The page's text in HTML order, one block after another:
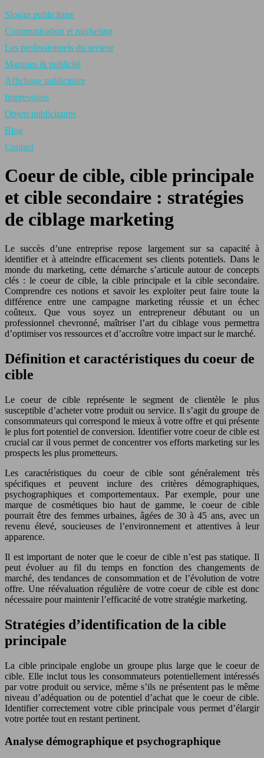
Slogan publicitaire
Communication et marketing
Les professionnels du secteur
Marques & publicité
Affichage publicitaire
Impressions
Objets publicitaires
Blog
Contact
Coeur de cible, cible principale
et cible secondaire : stratégies
de ciblage marketing
Le succès d’une entreprise repose largement sur sa capacité à
identifier et à atteindre efficacement ses clients potentiels. Dans le
monde du marketing, cette démarche s’articule autour de concepts
clés : le coeur de cible, la cible principale et la cible secondaire.
Comprendre ces notions et savoir les exploiter peut faire toute la
différence entre une campagne marketing réussie et un échec
coûteux. Que vous soyez un entrepreneur débutant ou un
professionnel chevronné, maîtriser l’art du ciblage vous permettra
d’optimiser vos ressources et d’accroître votre impact sur le marché.
Définition et caractéristiques du coeur de
cible
Le coeur de cible représente le segment de clientèle le plus
susceptible d’acheter votre produit ou service. Il s’agit du groupe de
consommateurs qui correspond le mieux à votre offre et qui présente
le plus fort potentiel de conversion. Identifier votre coeur de cible est
crucial car il vous permet de concentrer vos efforts marketing sur les
prospects les plus prometteurs.
Les caractéristiques du coeur de cible sont généralement très
spécifiques et peuvent inclure des critères démographiques,
psychographiques et comportementaux. Par exemple, pour une
marque de cosmétiques bio haut de gamme, le coeur de cible
pourrait être des femmes urbaines, âgées de 30 à 45 ans, avec un
revenu élevé, soucieuses de l’environnement et attentives à leur
apparence.
Il est important de noter que le coeur de cible n’est pas statique. Il
peut évoluer au fil du temps en fonction des changements de
marché, des tendances de consommation et de l’évolution de votre
offre. Une réévaluation régulière de votre coeur de cible est donc
nécessaire pour maintenir l’efficacité de votre stratégie marketing.
Stratégies d’identification de la cible
principale
La cible principale englobe un groupe plus large que le coeur de
cible. Elle inclut tous les consommateurs potentiellement intéressés
par votre produit ou service, même s’ils ne présentent pas le même
niveau d’adéquation ou de potentiel d’achat que le coeur de cible.
Identifier correctement votre cible principale vous permet d’élargir
votre portée tout en restant pertinent.
Analyse démographique et psychographique